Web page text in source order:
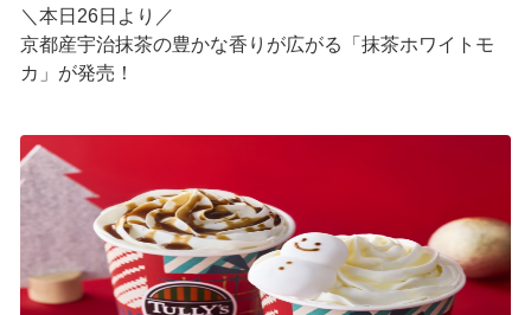
＼本日26日より／
京都産宇治抹茶の豊かな香りが広がる「抹茶ホワイトモ
カ」が発売！